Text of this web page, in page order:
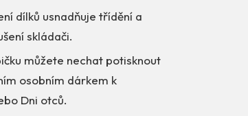
dílků usnadňuje třídění a
skládači.
můžete nechat potisknout
osobním dárkem k
Dni otců.